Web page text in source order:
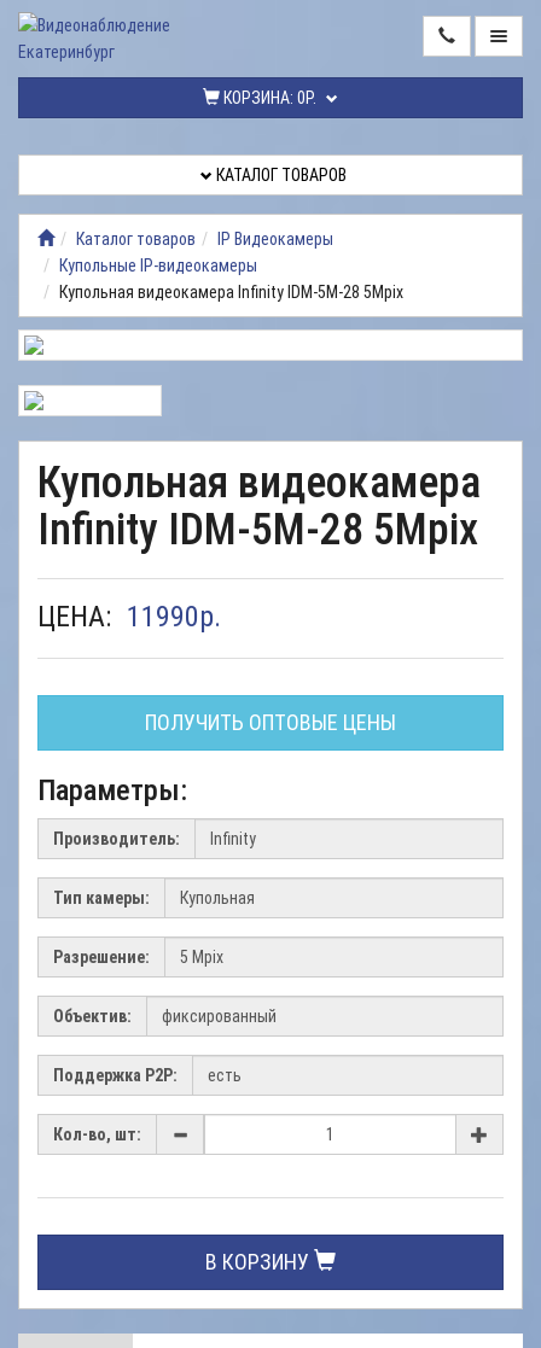
КОРЗИНА: 0Р.
ТОВАРОВ
ВИДЕОНАБЛЮДЕНИЯ
РЕМОНТ
ВИДЕОНАБЛЮДЕНИЯ
УСЛУГИ
ДОСТАВКА
РАБОТЫ
КОНТАКТЫ
КАТАЛОГ ТОВАРОВ
Каталог товаров
IP Видеокамеры
Купольные IP-видеокамеры
Купольная видеокамера Infinity IDM-5M-28 5Mpix
Купольная видеокамера
Infinity IDM-5M-28 5Mpix
ЦЕНА: 11990р.
ПОЛУЧИТЬ ОПТОВЫЕ ЦЕНЫ
Параметры:
Производитель:
Тип камеры:
Разрешение:
Объектив:
Поддержка Р2Р:
Кол-во, шт:
В КОРЗИНУ